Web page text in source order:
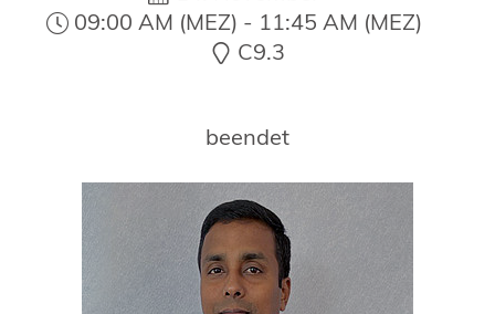
19. Juni 2026 in Wiesbaden
NORDIC TechKomm Kopenhagen
09:00 AM (MEZ) - 11:45 AM (MEZ)
C9.3
beendet